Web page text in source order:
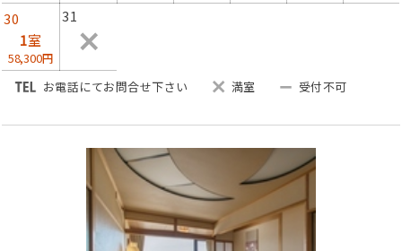
ご夕食は、2部制でのご案内となっております。
第1部：18:00～
第2部：19:00～
※夕食開始時間は当日の先着順にてご案内いたします。予
※なお事前にご予約される場合は、備考欄に「1部」また
は「2部」と明記ください。
※事前予約の時点で満席の場合は、当館よりご連絡を差し
上げます。
30
1室
58,300円
31
お電話にてお問合せ下さい 満室 受付不可